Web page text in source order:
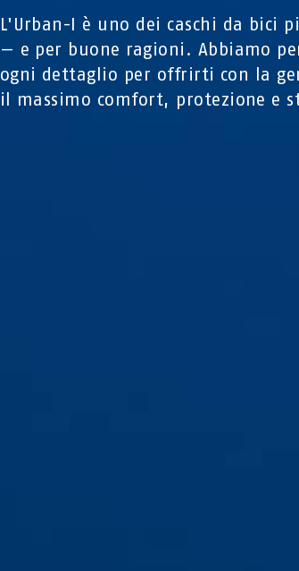
L'Urban-I è uno dei caschi da bici
— e per buone ragioni. Abbiamo
ogni dettaglio per offrirti con la
il massimo comfort, protezione e